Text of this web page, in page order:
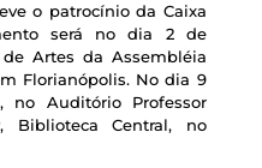
o patrocínio da Caixa
será no dia 2 de
Artes da Assembléia
Florianópolis. No dia 9
no Auditório Professor
Biblioteca Central, no